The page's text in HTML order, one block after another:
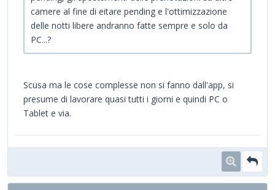
camere al fine di eitare pending e l'ottimizzazione
delle notti libere andranno fatte sempre e solo da
PC...?
Scusa ma le cose complesse non si fanno dall'app, si
presume di lavorare quasi tutti i giorni e quindi PC o
Tablet e via.